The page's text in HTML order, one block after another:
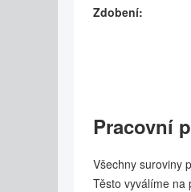
Zdobení:
Pracovní
Všechny suroviny
Těsto vyválíme na